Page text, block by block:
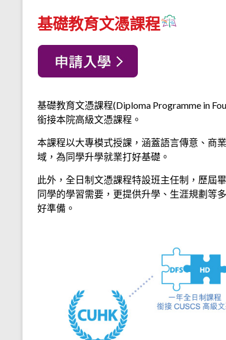
基礎教育文憑課程
基礎教育文憑課程(Diploma Programme in
銜接本院高級文憑課程。
本課程以大專模式授課，涵蓋語言傳意、商
域，為同學升學就業打好基礎。
此外，全日制文憑課程特設班主任制，歷屆
同學的學習需要，更提供升學、生涯規劃等
好準備。